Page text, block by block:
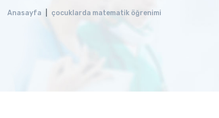
Anasayfa çocuklarda matematik öğrenimi